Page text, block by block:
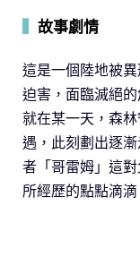
故事劇情
這是一個陸地被
迫害，面臨滅絕的
就在某一天，森
遇，此刻劃出逐
者「哥雷姆」這
所經歷的點點滴滴